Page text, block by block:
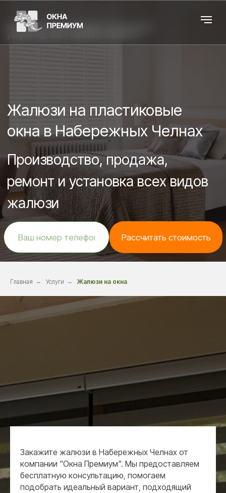
Производство, продажа,
ремонт и установка всех видов
жалюзи
Компания "Окна Премиум" предлагает
услуги под ключ любой сложности
Рассчитать стоимость
Главная → Услуги → Жалюзи на окна
Закажите жалюзи в Набережных Челнах от
компании "Окна Премиум". Мы предоставляем
бесплатную консультацию, помогаем
подобрать идеальный вариант, подходящий